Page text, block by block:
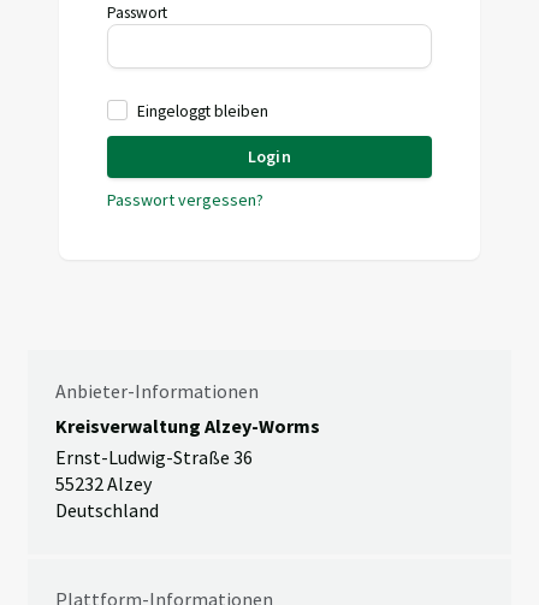
Passwort
Eingeloggt bleiben
Login
Passwort vergessen?
Anbieter-Informationen
Kreisverwaltung Alzey-Worms
Ernst-Ludwig-Straße 36
55232 Alzey
Deutschland
Plattform-Informationen